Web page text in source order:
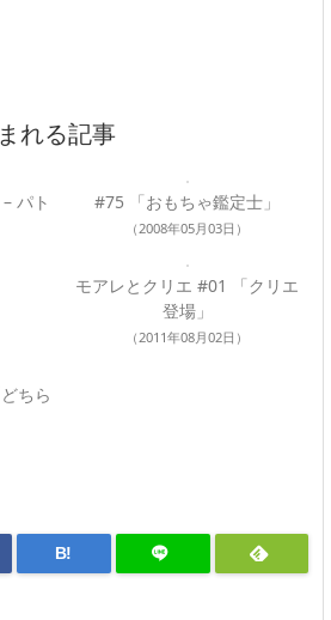
れる記事
パト
#75 「おもちゃ鑑定士」
（2008年05月03日）
モアレとクリエ #01 「クリエ
登場」
（2011年08月02日）
ちら
B!